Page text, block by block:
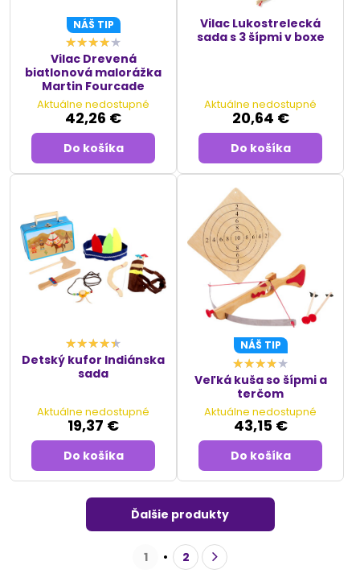
NÁŠ TIP
Vilac Drevená
biatlonová malorážka
Martin Fourcade
Aktuálne nedostupné
42,26 €
Do košíka
Vilac Lukostrelecká
sada s 3 šípmi v boxe
Aktuálne nedostupné
20,64 €
Do košíka
Detský kufor Indiánska
sada
Aktuálne nedostupné
19,37 €
Do košíka
NÁŠ TIP
Veľká kuša so šípmi a
terčom
Aktuálne nedostupné
43,15 €
Do košíka
Ďalšie produkty
1 2